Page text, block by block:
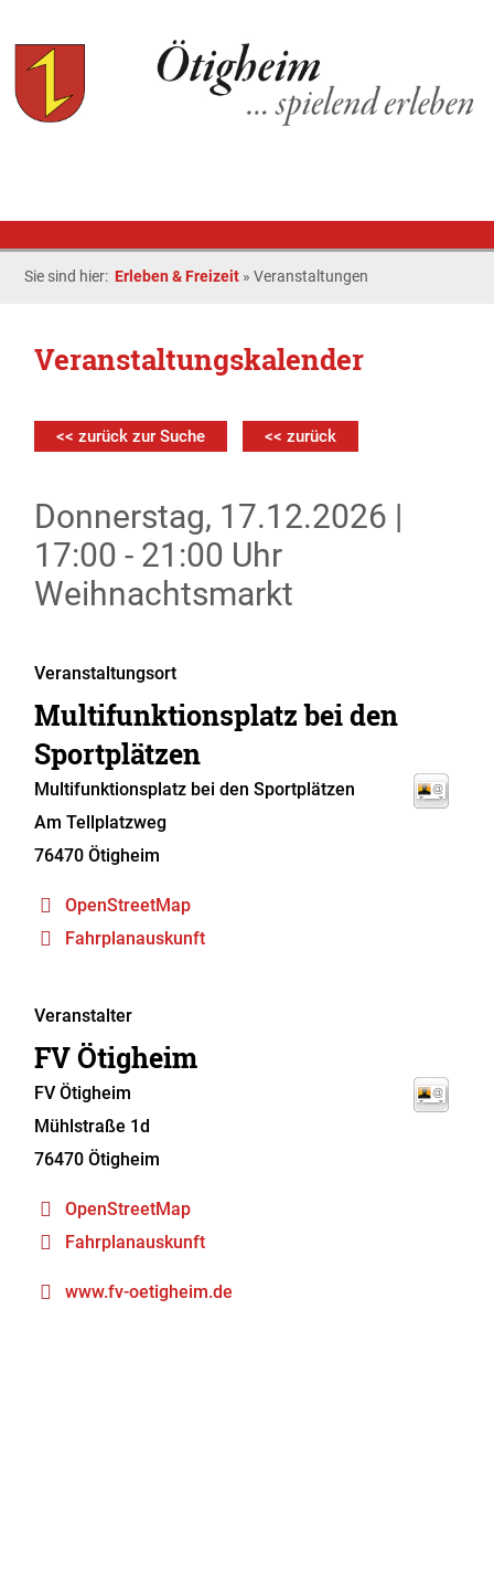
Sie sind hier: Erleben & Freizeit »Veranstaltungen
Veranstaltungskalender
<< zurück zur Suche << zurück
Donnerstag, 17.12.2026 |
17:00 - 21:00 Uhr
Weihnachtsmarkt
Veranstaltungsort
Multifunktionsplatz bei den
Sportplätzen
Multifunktionsplatz bei den Sportplätzen
Am Tellplatzweg
76470 Ötigheim
OpenStreetMap
Fahrplanauskunft
Veranstalter
FV Ötigheim
FV Ötigheim
Mühlstraße 1d
76470 Ötigheim
OpenStreetMap
Fahrplanauskunft
www.fv-oetigheim.de